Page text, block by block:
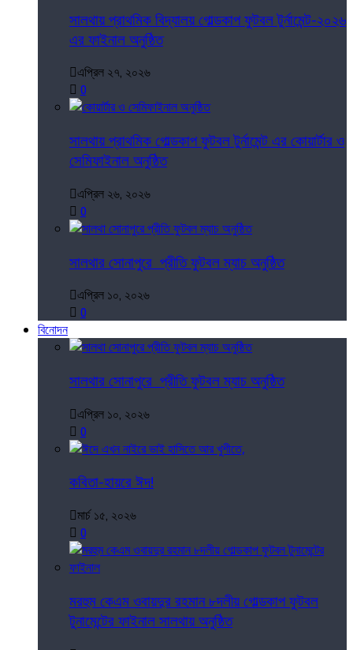
সালথায় প্রাথমিক বিদ্যালয় গোল্ডকাপ ফুটবল টুর্নামেন্ট-২০২৬
এর ফাইনাল অনুষ্ঠিত
এপ্রিল ২৭, ২০২৬
0
সালথায় প্রাথমিক গোল্ডকাপ ফুটবল টুর্নামেন্ট এর কোয়ার্টার ও
সেমিফাইনাল অনুষ্ঠিত
এপ্রিল ২৬, ২০২৬
0
সালথার সোনাপুরে প্রীতি ফুটবল ম্যাচ অনুষ্ঠিত
এপ্রিল ১০, ২০২৬
0
বিনোদন
সালথার সোনাপুরে প্রীতি ফুটবল ম্যাচ অনুষ্ঠিত
এপ্রিল ১০, ২০২৬
0
কবিতা-হায়রে ঈদ!
মার্চ ১৫, ২০২৬
0
মরহুম কেএম ওবায়দুর রহমান ৮দলীয় গোল্ডকাপ ফুটবল
টুনামেন্টের ফাইনাল সালথায় অনুষ্ঠিত